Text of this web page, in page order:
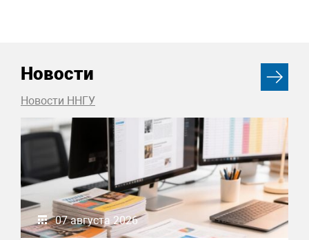
Новости
Новости ННГУ
07 августа 2026